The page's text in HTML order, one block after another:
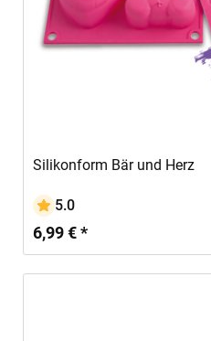
Silikonform Bär und Herz
5.0
6,99 € *